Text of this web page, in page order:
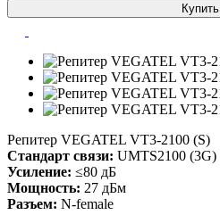
Купить
Репитер VEGATEL VT3-2100 (S)
Стандарт связи: UMTS2100 (3G)
Усиление: ≤80 дБ
Мощность: 27 дБм
Разъем: N-female